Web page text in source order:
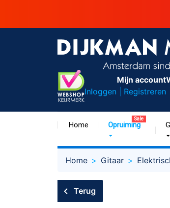
Mijn account
Inloggen | Registreren
Home Opruiming
Sale
Home Gitaar
Terug